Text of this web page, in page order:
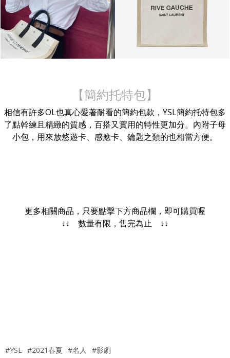
【簡約托特包】
相信有許多OL也真心愛著耐看的簡約包款，YSL簡約托特包多
了點幹練且精緻的質感，百搭又實用的特性更加分。內附子母
小包，用來放悠遊卡、感應卡、鑰匙之類的也相當方便。
更多相關商品，只要點擊下方商品欄，即可購買喔
↓↓ 數量有限，售完為止 ↓↓
#YSL #2021春夏 #名人 #影劇